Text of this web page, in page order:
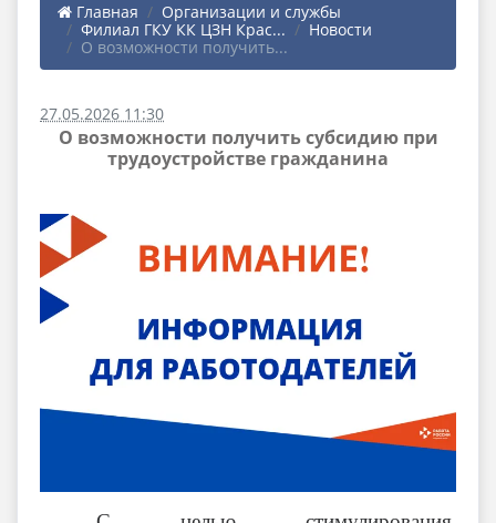
Главная
Организации и службы
Филиал ГКУ КК ЦЗН Крас...
Новости
О возможности получить...
27.05.2026 11:30
О возможности получить субсидию при
трудоустройстве гражданина